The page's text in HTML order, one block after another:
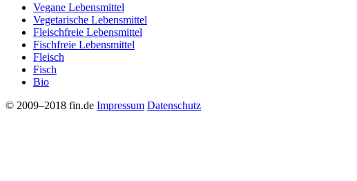
Vegane Lebensmittel
Vegetarische Lebensmittel
Fleischfreie Lebensmittel
Fischfreie Lebensmittel
Fleisch
Fisch
Bio
© 2009–2018 fin.de Impressum Datenschutz